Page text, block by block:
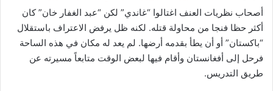
أصحاب نظريات العنف اغتالوا “غاندي” لكن “عبد الغفار خان” كان
أكثر حظا فنجا من محاولة قتله. لكنه ظل يرفض الاعتراف باستقلال
“باكستان” أو أن يطأ بقدمه أرضها. لم يعد له مكان في هذه الساحة
فرحل إلى أفغانستان وأقام فيها لبعض الوقت متابعاً مسيرته عن
طريق التدريس.